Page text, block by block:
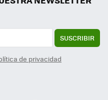
SUSCRIBIR
de privacidad